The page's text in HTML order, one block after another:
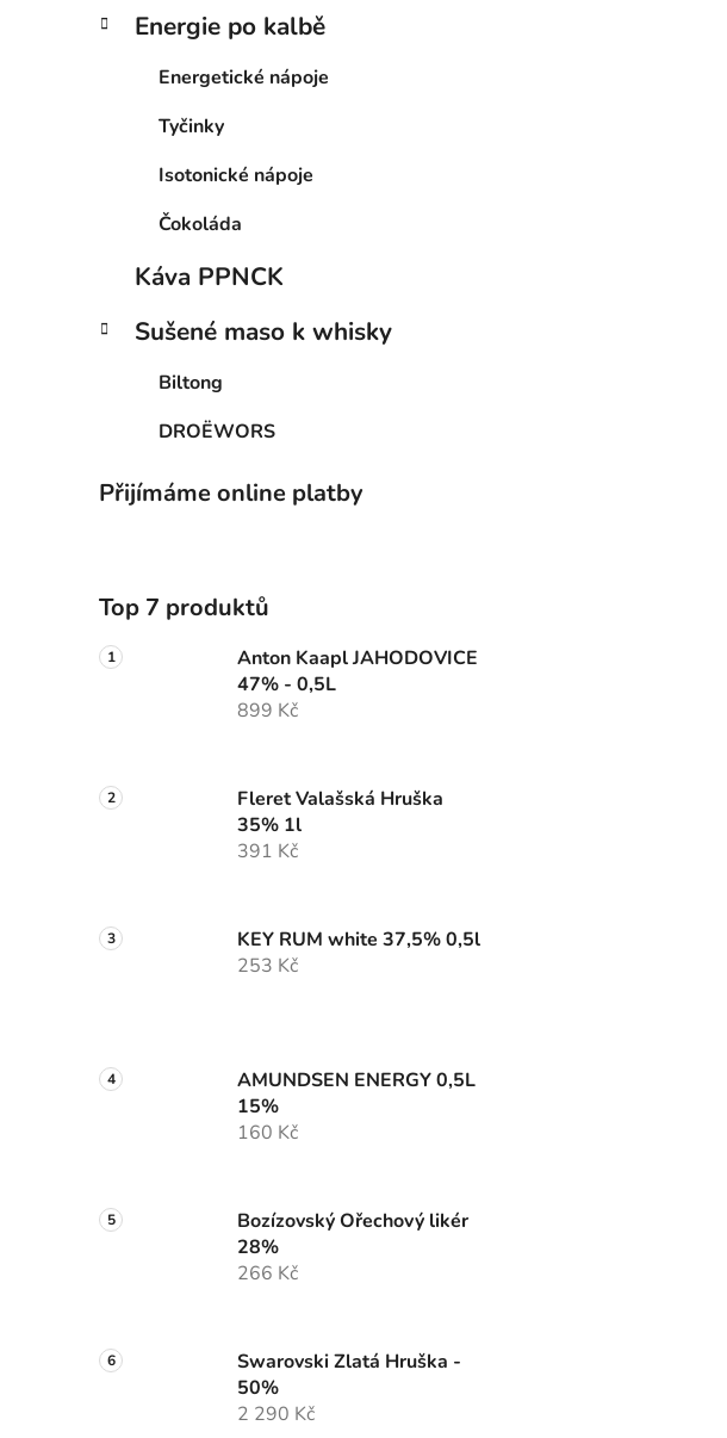
Energie po kalbě
Energetické nápoje
Tyčinky
Isotonické nápoje
Čokoláda
Káva PPNCK
Sušené maso k whisky
Biltong
DROËWORS
Přijímáme online platby
Top 7 produktů
Anton Kaapl JAHODOVICE
47% - 0,5L
899 Kč
Fleret Valašská Hruška
35% 1l
391 Kč
KEY RUM white 37,5% 0,5l
253 Kč
AMUNDSEN ENERGY 0,5L
15%
160 Kč
Bozízovský Ořechový likér
28%
266 Kč
Swarovski Zlatá Hruška -
50%
2 290 Kč